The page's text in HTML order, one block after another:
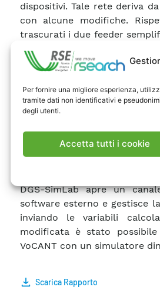
Per fornire una migliore esperienza,
tramite dati non identificativi e
degli utenti.
Accetta tutti i cookie
dispositivi. Tale rete deriva
con alcune modifiche.
trascurati i due feeder
alcune linee e sono state
stati inoltre aggiunti alcuni
SimLab (DIgSILENT
software che consente di
fasoriale diDIgSILENT
dinamica. PowerFactory è
elettriche, potente ed
algoritmi di controllo e
esempio che utilizzano
DGS-SimLab apre un
software esterno e gestisce
inviando le variabili
modificata è stato
VoCANT con un simulatore
Scarica Rapporto